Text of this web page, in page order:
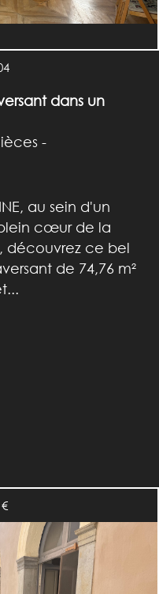
dans un
-
au sein d'un
cœur de la
découvrez ce bel
de 74,76 m²
€